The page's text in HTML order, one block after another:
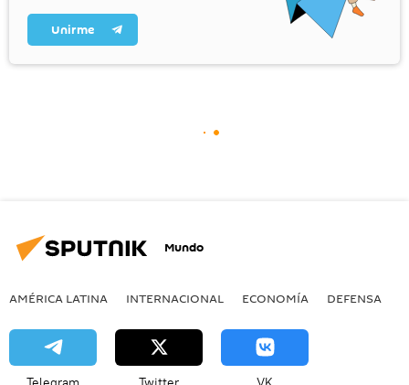
Unirme
Mundo
AMÉRICA LATINA INTERNACIONAL ECONOMÍA DEFENSA